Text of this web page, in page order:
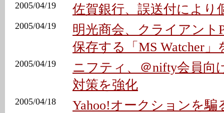
2005/04/19 佐賀銀行、誤送付により
2005/04/19
明光商会、クライアント
保存する「MS Watcher」
2005/04/19
ニフティ、＠nifty会員向
対策を強化
2005/04/18
Yahoo!オークションを